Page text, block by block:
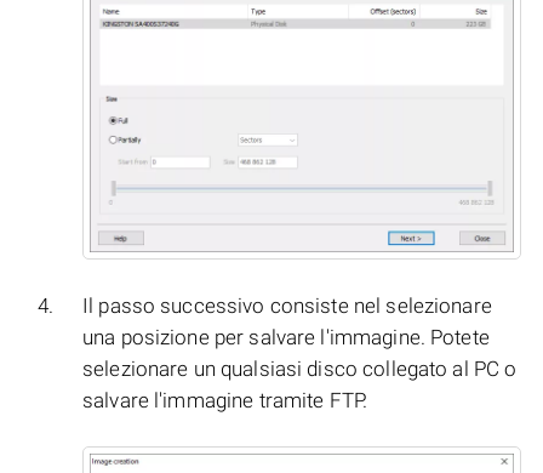
Il passo successivo consiste nel selezionare
una posizione per salvare l'immagine. Potete
selezionare un qualsiasi disco collegato al PC o
salvare l'immagine tramite FTP.